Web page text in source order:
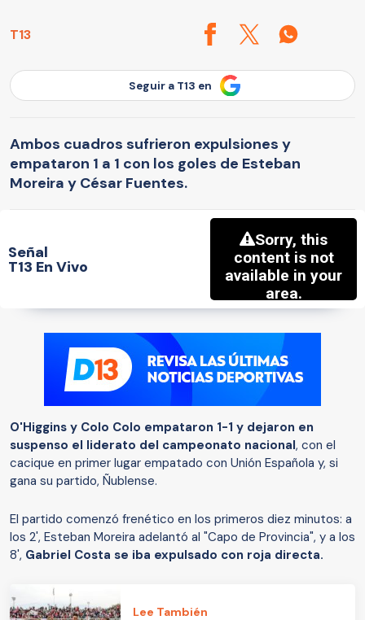
T13
Seguir a T13 en
Ambos cuadros sufrieron expulsiones y
empataron 1 a 1 con los goles de Esteban
Moreira y César Fuentes.
Señal
T13 En Vivo
O'Higgins y Colo Colo empataron 1-1 y dejaron en
suspenso el liderato del campeonato nacional, con el
cacique en primer lugar empatado con Unión Española y, si
gana su partido, Ñublense.
El partido comenzó frenético en los primeros diez minutos: a
los 2', Esteban Moreira adelantó al "Capo de Provincia", y a los
8', Gabriel Costa se iba expulsado con roja directa.
Lee También